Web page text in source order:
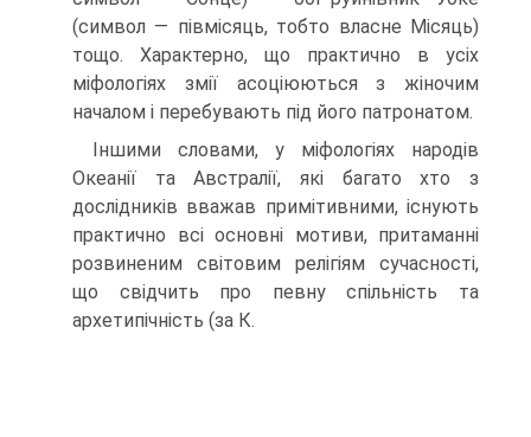
(символ — півмісяць, тобто власне Місяць)
тощо. Характерно, що практично в усіх
міфологіях змії асоціюються з жіночим
началом і перебувають під його патронатом.
Іншими словами, у міфологіях народів
Океанії та Австралії, які багато хто з
дослідників вважав примітивними, існують
практично всі основні мотиви, притаманні
розвиненим світовим релігіям сучасності,
що свідчить про певну спільність та
архетипічність (за К.